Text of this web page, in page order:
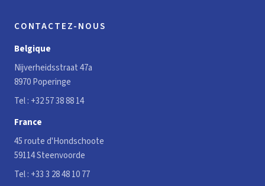
CONTACTEZ-NOUS
Belgique
Nijverheidsstraat 47a
8970 Poperinge
Tel : +32 57 38 88 14
France
45 route d'Hondschoote
59114 Steenvoorde
Tel : +33 3 28 48 10 77